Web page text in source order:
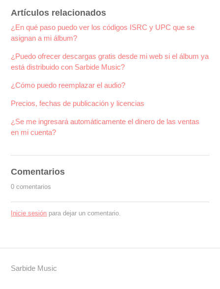
Artículos relacionados
¿En qué paso puedo ver los códigos ISRC y UPC que se
asignan a mi álbum?
¿Puedo ofrecer descargas gratis desde mi web si el álbum ya
está distribuido con Sarbide Music?
¿Cómo puedo reemplazar el audio?
Precios, fechas de publicación y licencias
¿Se me ingresará automáticamente el dinero de las ventas
en mi cuenta?
Comentarios
0 comentarios
Inicie sesión para dejar un comentario.
Sarbide Music